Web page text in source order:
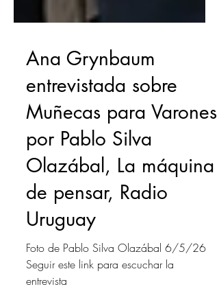
Ana Grynbaum
entrevistada sobre
Muñecas para Varones
por Pablo Silva
Olazábal, La máquina
de pensar, Radio
Uruguay